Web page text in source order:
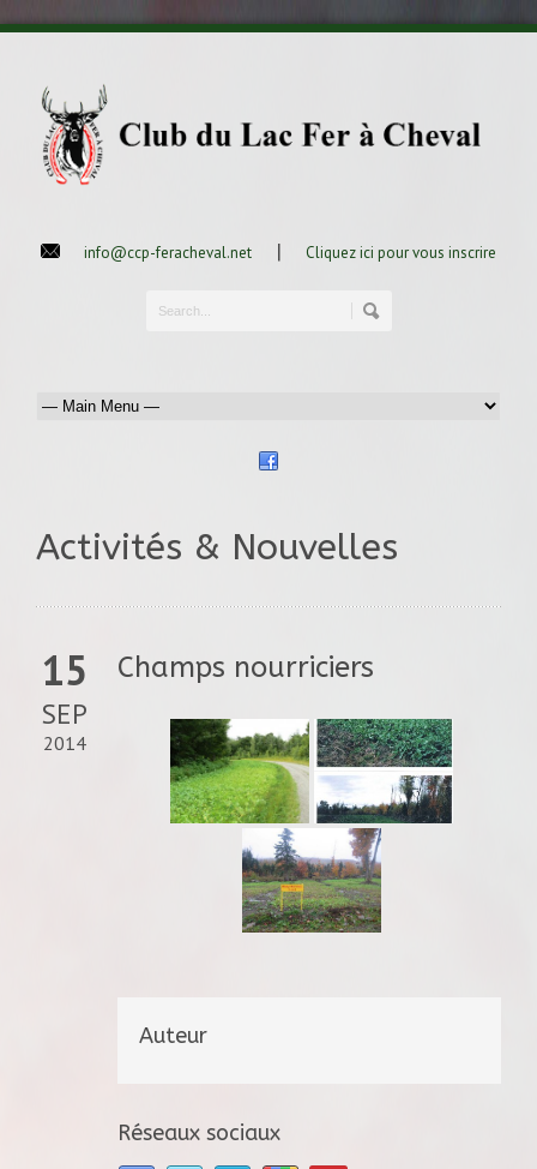
info@ccp-feracheval.net | Cliquez ici pour vous inscrire
Activités & Nouvelles
15
SEP
2014
Champs nourriciers
Auteur
Réseaux sociaux